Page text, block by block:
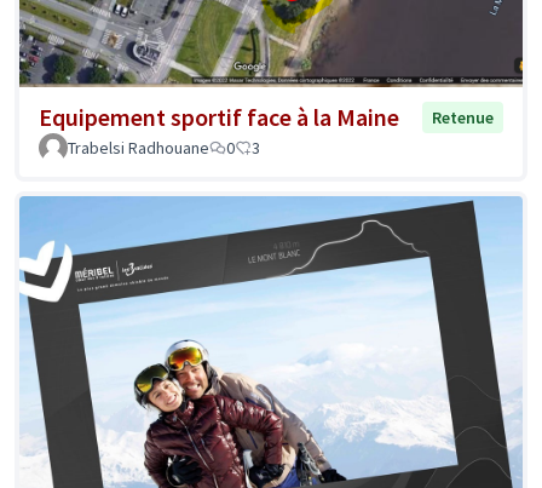
Equipement sportif face à la Maine
Retenue
Trabelsi Radhouane
0 3